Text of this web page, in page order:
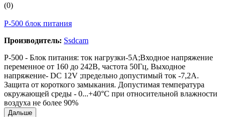
(0)
P-500 блок питания
Производитель: Ssdcam
P-500 - Блок питания: ток нагрузки-5А;Входное напряжение
переменное от 160 до 242В, частота 50Гц, Выходное
напряжение- DC 12V ;предельно допустимый ток -7,2А.
Защита от короткого замыкания. Допустимая температура
окружающей среды - 0...+40°C при относительной влажности
воздуха не более 90%
Дальше